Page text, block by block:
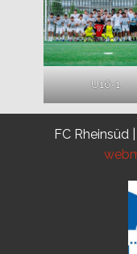
U16-1
FC Rheinsüd